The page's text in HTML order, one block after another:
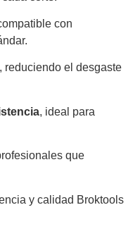
con
, reduciendo el desgaste
, ideal para
que
y calidad Broktools